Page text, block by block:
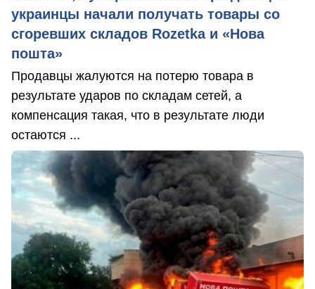
украинцы начали получать товары со
сгоревших складов Rozetka и «Нова
пошта»
Продавцы жалуются на потерю товара в
результате ударов по складам сетей, а
компенсация такая, что в результате люди
остаются ...